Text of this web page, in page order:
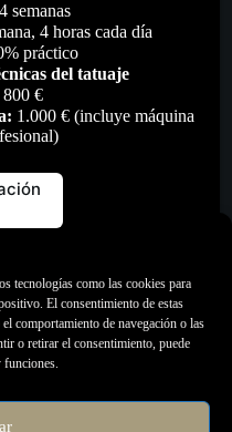
tecnologías como las cookies para
El consentimiento de estas
comportamiento de navegación o las
o retirar el consentimiento, puede
funciones.
Glow 30ml
,Todo
4 semanas
4 horas cada día
práctico
del tatuaje
800 €
1.000 € (incluye máquina